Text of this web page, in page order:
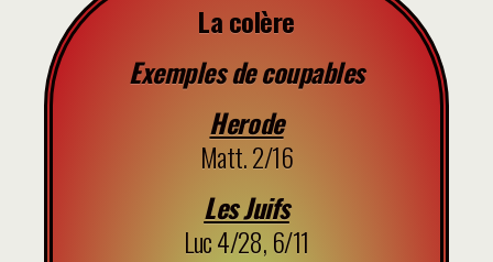
La colère
Exemples de coupables
Herode
Matt. 2/16
Les Juifs
Luc 4/28, 6/11